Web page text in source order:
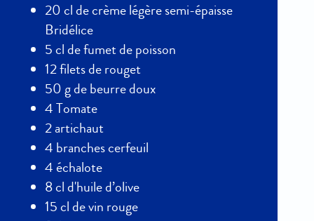
20 cl de crème légère semi-épaisse
Bridélice
5 cl de fumet de poisson
12 filets de rouget
50 g de beurre doux
4 Tomate
2 artichaut
4 branches cerfeuil
4 échalote
8 cl d'huile d’olive
15 cl de vin rouge